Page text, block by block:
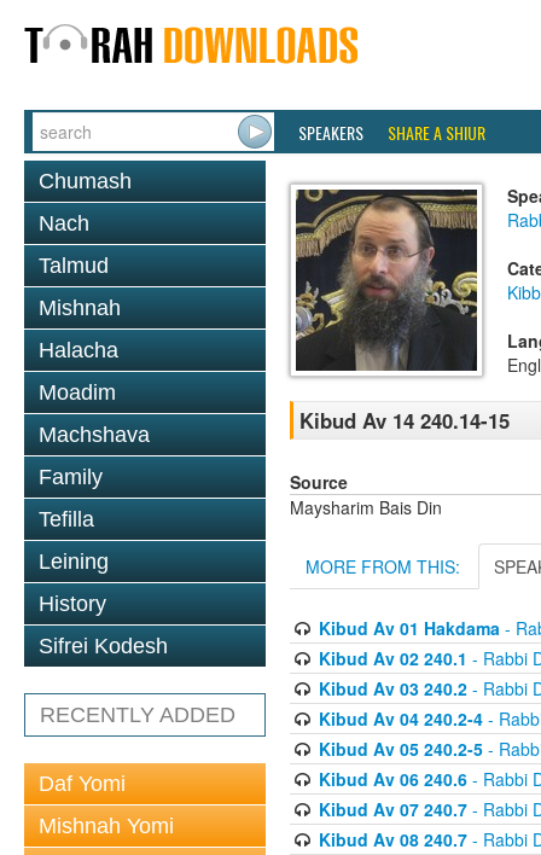
SPEAKERS SHARE A SHIUR
Chumash
Nach
Talmud
Mishnah
Halacha
Moadim
Machshava
Family
Tefilla
Leining
History
Sifrei Kodesh
RECENTLY ADDED
Daf Yomi
Mishnah Yomi
Kibud Av 14 240.14-15
Source
Maysharim Bais Din
MORE FROM THIS:
Kibud Av 01 Hakdama-
Kibud Av 02 240.1 - Rabbi
Kibud Av 03 240.2- Rabbi
Kibud Av 04 240.2-4-
Kibud Av 05 240.2-5-
Kibud Av 06 240.6- Rabbi
Kibud Av 07 240.7- Rabbi
Kibud Av 08 240.7- Rabbi